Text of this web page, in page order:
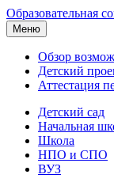
Образовательная
Меню
Обзор
Детский
Аттестация
Детский сад
Начальная
Школа
НПО и СПО
ВУЗ